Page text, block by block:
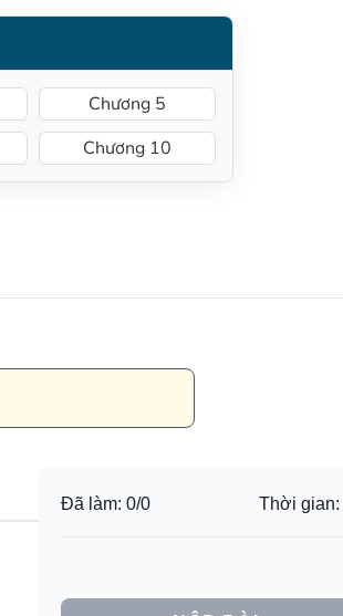
Chương 5
Chương 10
Đã làm:0/0 Thời gian: